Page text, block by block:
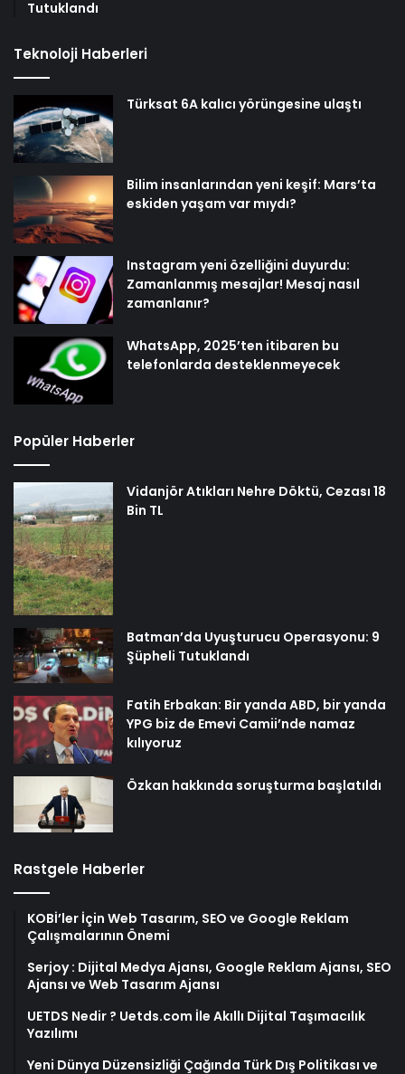
Tutuklandı
Teknoloji Haberleri
Türksat 6A kalıcı yörüngesine ulaştı
Bilim insanlarından yeni keşif: Mars’ta
eskiden yaşam var mıydı?
Instagram yeni özelliğini duyurdu:
Zamanlanmış mesajlar! Mesaj nasıl
zamanlanır?
WhatsApp, 2025’ten itibaren bu
telefonlarda desteklenmeyecek
Popüler Haberler
Vidanjör Atıkları Nehre Döktü, Cezası 18
Bin TL
Batman’da Uyuşturucu Operasyonu: 9
Şüpheli Tutuklandı
Fatih Erbakan: Bir yanda ABD, bir yanda
YPG biz de Emevi Camii’nde namaz
kılıyoruz
Özkan hakkında soruşturma başlatıldı
Rastgele Haberler
KOBİ’ler İçin Web Tasarım, SEO ve Google Reklam
Çalışmalarının Önemi
Serjoy : Dijital Medya Ajansı, Google Reklam Ajansı, SEO
Ajansı ve Web Tasarım Ajansı
UETDS Nedir ? Uetds.com İle Akıllı Dijital Taşımacılık
Yazılımı
Yeni Dünya Düzensizliği Çağında Türk Dış Politikası ve